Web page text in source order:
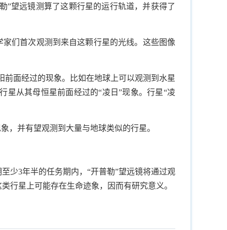
”望远镜测算了这颗行星的运行轨道，并获得了
们首次观测到来自这颗行星的光线。这些图像
前面经过的现象。比如在地球上可以观测到水星
星从其母恒星前面经过的“凌日”现象。行星“凌
，并有望观测到大量与地球类似的行星。
少3年半的任务期内，“开普勒”望远镜将通过观
行星上可能存在生命迹象，因而有研究意义。